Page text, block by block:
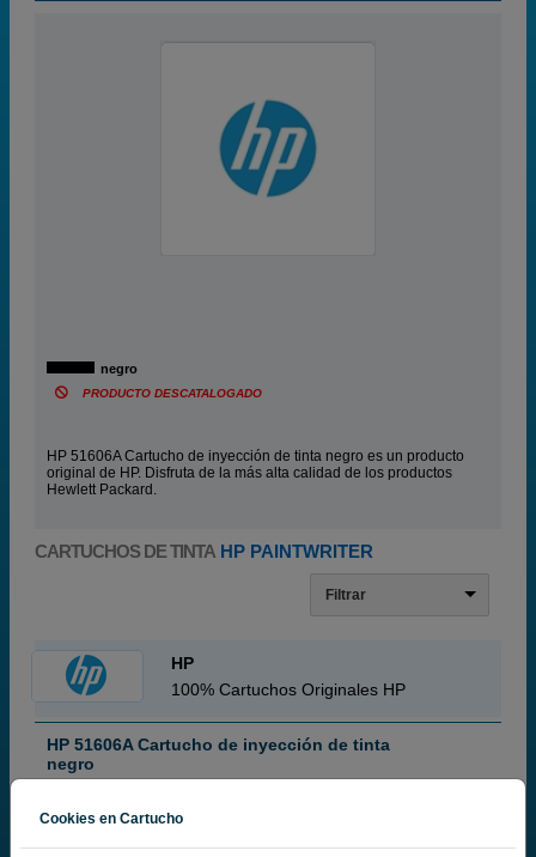
negro
PRODUCTO DESCATALOGADO
HP 51606A Cartucho de inyección de tinta negro es un producto
original de HP. Disfruta de la más alta calidad de los productos
Hewlett Packard.
CARTUCHOS DE TINTA HP PAINTWRITER
Filtrar
HP
100% Cartuchos Originales HP
HP 51606A Cartucho de inyección de tinta
negro
Cookies en Cartucho